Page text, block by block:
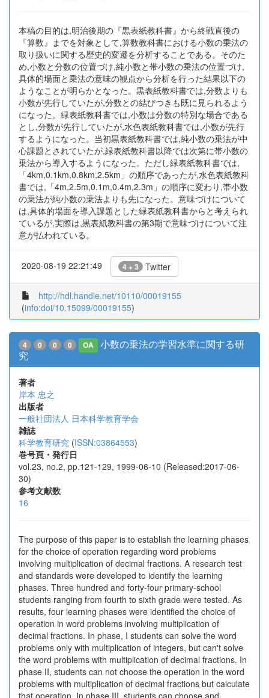
本稿の目的は,明治後期の『黒表紙教科書』から終戦直後の
『算数』までを対象として,算数教科書における小数の乗法の
取り扱いに関する歴史的変遷を分析することである。そのた
め,小数と分数の位置づけ,純小数と帯小数の乗法の位置づけ,
具体的場面と乗法の意味の観点から分析を行った結果以下の
ようなことが明らかとなった。黒表紙教科書では,分数よりも
小数が先行していたが,分数との結びつきも既に見られるよう
になった。緑表紙教科書では,小数は分数の特別な場合である
とし,分数が先行していたが,水色表紙教科書では,小数が先行
するようになった。当初黒表紙教科書では,純小数の乗法が中
心課題とされていたが,緑表紙教科書以降では次第に帯小数の
乗法から導入するようになった。ただし緑表紙教科書では,
「4km,0.1km,0.8km,2.5km」の順序であったが,水色表紙教科
書では,「4m,2.5m,0.1m,0.4m,2.3m」の順序に変わり,帯小数
の乗法が純小数の乗法よりも先になった。意味づけについて
は,具体的場面を導入課題とした緑表紙教科書からと考えられ
ているが,実際は,黒表紙教科書の第3期で意味づけについて注
意が払われている。
2020-08-19 22:21:49 4 + 3 Twitter
http://hdl.handle.net/10110/00019155
(info:doi/10.15099/00019155)
4 0 0 0 OA
小数の乗法の学習水準に関する研
究
著者
岸本 忠之
出版者
一般社団法人 日本科学教育学会
雑誌
科学教育研究 (ISSN:03864553)
巻号頁・発行日
vol.23, no.2, pp.121-129, 1999-06-10 (Released:2017-06-
30)
参考文献数
16
The purpose of this paper is to establish the learning phases
for the choice of operation regarding word problems
involving multiplication of decimal fractions. A research test
and standards were developed to identify the learning
phases. Three hundred and forty-four primary-school
students ranging from fourth to sixth grade were tested. As
results, four learning phases were identified the choice of
operation in word problems involving multiplication of
decimal fractions. In phase, I students can solve the word
problems only with multiplication of integers, but can't solve
the word problems with multiplication of decimal fractions. In
phase II, students can not choose the operation in the word
problems with multiplication of decimal fractions but calculate
that operation. In phase III, students can choose and